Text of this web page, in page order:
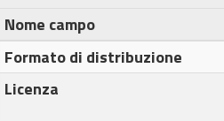
Nome campo
Formato di distribuzione
Licenza